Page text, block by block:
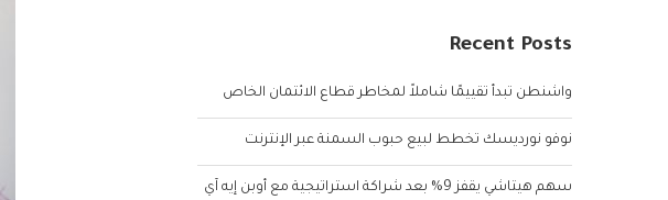
Recent Posts
واشنطن تبدأ تقييمًا شاملاً لمخاطر قطاع الائتمان الخاص
نوفو نورديسك تخطط لبيع حبوب السمنة عبر الإنترنت
سهم هيتاشي يقفز 9% بعد شراكة استراتيجية مع أوبن إيه آي